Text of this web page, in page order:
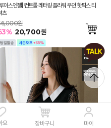
요 장바구니 마이
이스엔젤] 컨트롤 레터링 플라워 우먼 핫픽스 티
츠
원
% 20,700원